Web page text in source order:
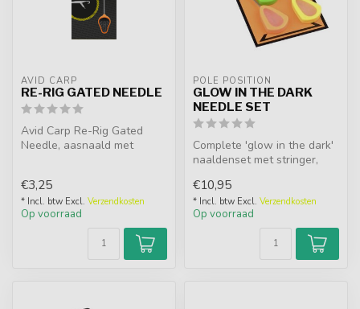
AVID CARP
RE-RIG GATED NEEDLE
Avid Carp Re-Rig Gated
Needle, aasnaald met
€3,25
* Incl. btw Excl. Verzendkosten
Op voorraad
POLE POSITION
GLOW IN THE DARK
NEEDLE SET
Complete 'glow in the dark'
naaldenset met stringer,
€10,95
* Incl. btw Excl. Verzendkosten
Op voorraad